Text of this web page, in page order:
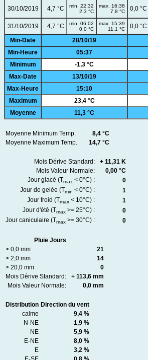
30/10/2019 4,7 °C
min. 22:32
2,3 °C
max. 16:38
7,8 °C
0,0 °C
31/10/2019 4,7 °C
min. 06:02
0,0 °C
max. 15:39
11,1 °C
0,0 °C
Min-Date 28/10/19
Min-Heure
05:37
Minimum
-1,3 °C
Max-Date
13/10/19
Max-Heure
15:10
Maximum
23,4 °C
Moyenne
11,3 °C
Moyenne Minimum Temp.
8,4 °C
Moyenne Maximum Temp.
14,7 °C
Mois Dérive Standard:
+ 11,31 K
Mois Valeur Normale:
0,00 °C
Jour glacé (Tmax < 0°C) :
0
Jour de gelée (Tmin < 0°C) :
1
Jour froid (Tmax < 10°C) :
1
Jour d'été (Tmax >= 25°C) :
0
Jour caniculaire (Tmax >= 30°C) : 0
Pluie Jours
> 0,0 mm
21
> 2,0 mm
14
> 20,0 mm
0
Mois Dérive Standard:
+ 113,6 mm
Mois Valeur Normale:
0,0 mm
Distribution Direction du vent
calme
9,4 %
N-NE
1,9 %
NE
5,9 %
E-NE
8,0 %
E
3,2 %